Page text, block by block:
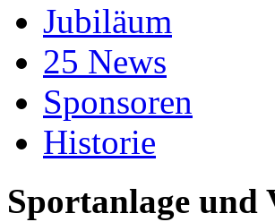
Jubiläum
25 News
Sponsoren
Historie
Sportanlage und